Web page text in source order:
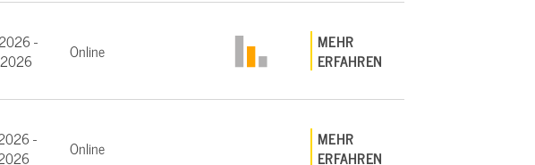
-
Online
MEHR
ERFAHREN
-
Online
MEHR
ERFAHREN